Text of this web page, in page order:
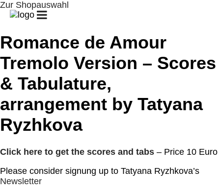
STARTGUITARGUITAR
CHALLENGE
BIOGRAFIEKONZERTE
GALERIE
KONTO
WARENKORB
Zur Shopauswahl
Romance de Amour
Tremolo Version – Scores
& Tabulature,
arrangement by Tatyana
Ryzhkova
Click here to get the scores and tabs – Price 10 Euro
Please consider signung up to Tatyana Ryzhkova’s
Newsletter